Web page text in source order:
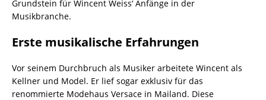
Grundstein für Wincent Weiss‘ Anfänge in der
Musikbranche.
Erste musikalische Erfahrungen
Vor seinem Durchbruch als Musiker arbeitete Wincent als
Kellner und Model. Er lief sogar exklusiv für das
renommierte Modehaus Versace in Mailand. Diese